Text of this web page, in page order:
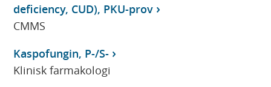
deficiency, CUD), PKU-prov
CMMS
Kaspofungin, P-/S-
Klinisk farmakologi